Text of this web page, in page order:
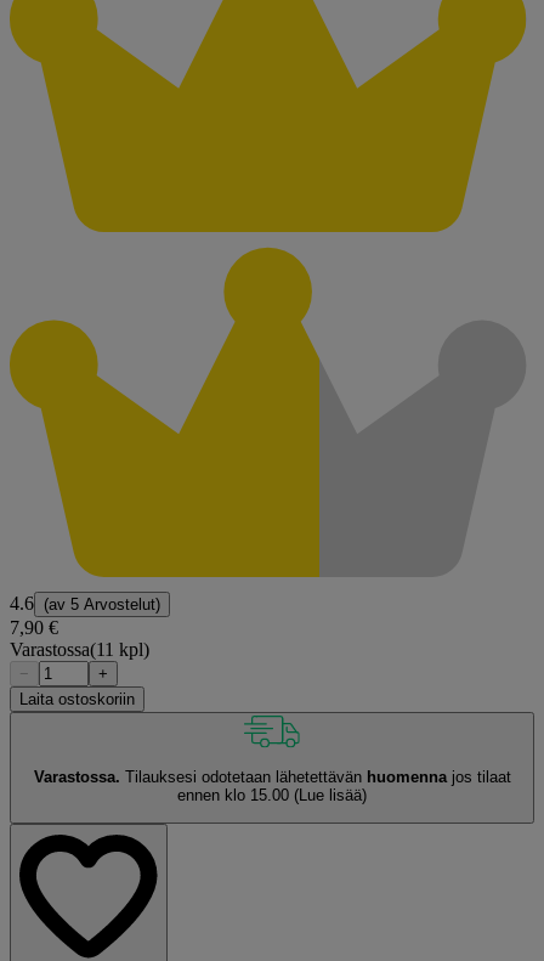
4.6 (av 5 Arvostelut)
7,90 €
Varastossa(11 kpl)
−
+
Laita ostoskoriin
Varastossa. Tilauksesi odotetaan lähetettävän huomennajos tilaat
ennen klo 15.00 (Lue lisää)